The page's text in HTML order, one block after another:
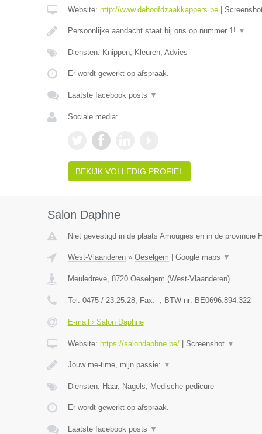
Website: http://www.dehoofdzaakkappers.be|
Persoonlijke aandacht staat bij ons op nummer 1! ▼
Diensten: Knippen, Kleuren, Advies
Er wordt gewerkt op afspraak.
Laatste facebook posts ▼
Sociale media:
BEKIJK VOLLEDIG PROFIEL
Salon Daphne
Niet gevestigd in de plaats Amougies en in de provincie
West-Vlaanderen» Oeselgem Google maps ▼
Meuledreve, 8720 Oeselgem (West-Vlaanderen)
Tel: 0475 / 23.25.28, Fax: -, BTW-nr: BE0696.894.322
E-mail › Salon Daphne
Website: https://salondaphne.be/| Screenshot ▼
Jouw me-time, mijn passie: ▼
Diensten: Haar, Nagels, Medische pedicure
Er wordt gewerkt op afspraak.
Laatste facebook posts ▼